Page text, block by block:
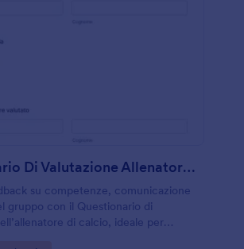
Questionario Di Valutazione Allenatore Di Calcio
su competenze, comunicazione
gruppo con il Questionario di
di calcio, ideale per